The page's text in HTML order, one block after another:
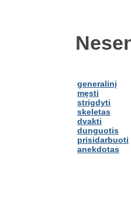
generalinį
męsti
strigdyti
skeletas
dvakti
dunguotis
prisidarbuoti
anekdotas